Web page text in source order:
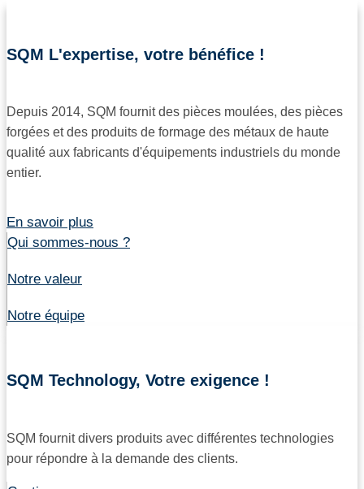
SQM L'expertise, votre bénéfice !
Depuis 2014, SQM fournit des pièces moulées, des pièces
forgées et des produits de formage des métaux de haute
qualité aux fabricants d'équipements industriels du monde
entier.
En savoir plus
Qui sommes-nous ?
Notre valeur
Notre équipe
SQM Technology, Votre exigence !
SQM fournit divers produits avec différentes technologies
pour répondre à la demande des clients.